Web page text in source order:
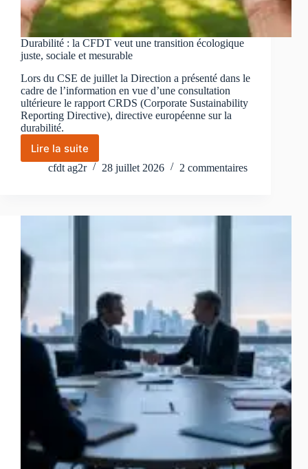
Durabilité : la CFDT veut une transition écologique
juste, sociale et mesurable
Lors du CSE de juillet la Direction a présenté dans le
cadre de l’information en vue d’une consultation
ultérieure le rapport CRDS (Corporate Sustainability
Reporting Directive), directive européenne sur la
durabilité.
Lire la suite
Durabilité
:
une
mesurable
cfdt ag2r 28 juillet 2026 2 commentaires